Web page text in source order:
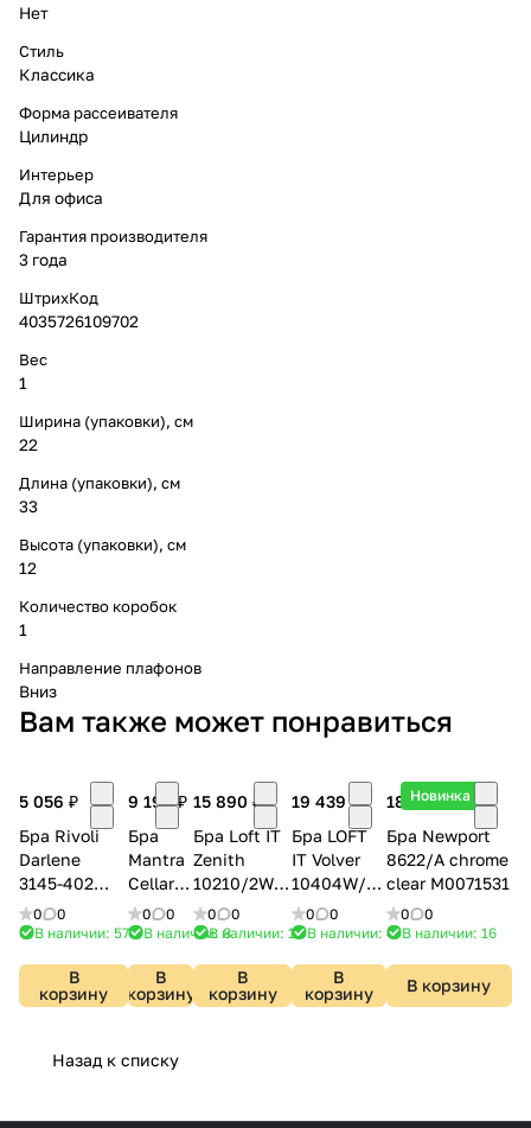
Нет
Стиль
Классика
Форма рассеивателя
Цилиндр
Интерьер
Для офиса
Гарантия производителя
3 года
ШтрихКод
4035726109702
Вес
1
Ширина (упаковки), см
22
Длина (упаковки), см
33
Высота (упаковки), см
12
Количество коробок
1
Направление плафонов
Вниз
Вам также может понравиться
5 056 ₽
Бра Rivoli
Darlene
3145-402
Б0055499
0
0
В наличии: 57
В
корзину
9 198 ₽
Бра
Mantra
Cellar
7636
0
0
В наличии: 8
В
корзину
15 890 ₽
Бра Loft IT
Zenith
10210/2W
Black
0
0
В наличии: 16
В
корзину
19 439 ₽
Бра LOFT
IT Volver
10404W/C
SN
0
0
В наличии: 4
В
корзину
Новинка
18 491 ₽
Бра Newport
8622/A chrome
clear М0071531
0
0
В наличии: 16
В корзину
Назад к списку